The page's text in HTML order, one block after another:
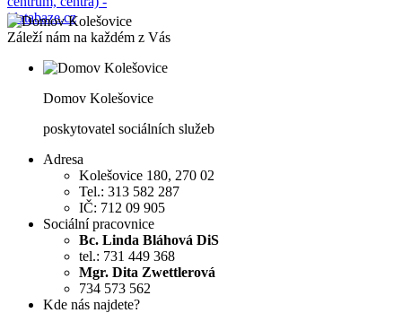
Záleží nám na každém z Vás
Domov Kolešovice
poskytovatel sociálních služeb
Adresa
Kolešovice 180, 270 02
Tel.: 313 582 287
IČ: 712 09 905
Sociální pracovnice
Bc. Linda Bláhová DiS
tel.: 731 449 368
Mgr. Dita Zwettlerová
734 573 562
Kde nás najdete?